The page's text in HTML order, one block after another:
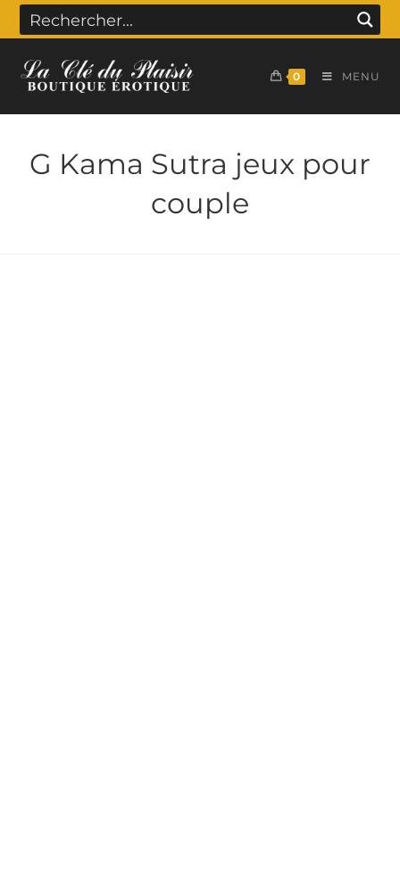
0 MENU
G Kama Sutra jeux pour
couple